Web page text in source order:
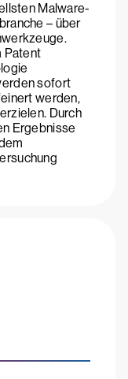
Malware-
– über
Patent
sofort
werden,
Durch
Ergebnisse